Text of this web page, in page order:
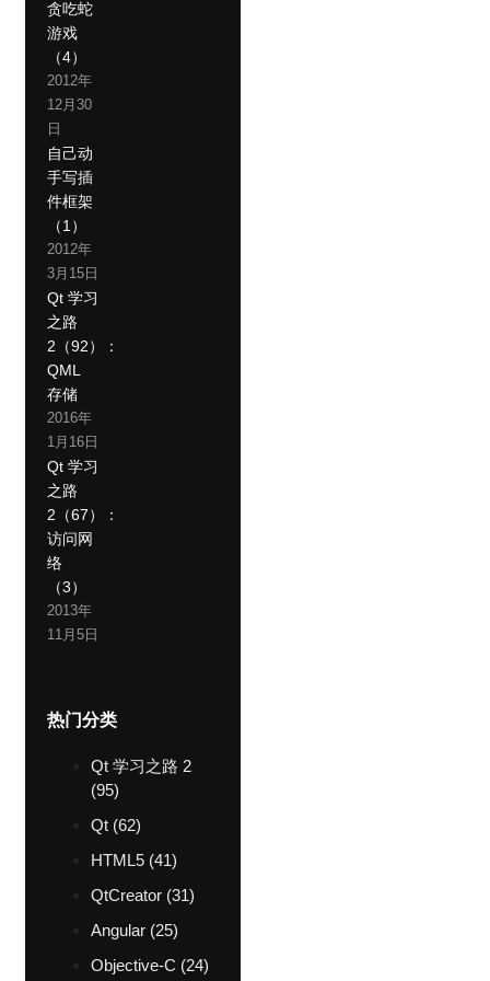
贪吃蛇
游戏
（4）
2012年
12月30
日
自己动
手写插
件框架
（1）
2012年
3月15日
Qt 学习
之路
2（92）：
QML
存储
2016年
1月16日
Qt 学习
之路
2（67）：
访问网
络
（3）
2013年
11月5日
热门分类
Qt 学习之路 2
(95)
Qt (62)
HTML5 (41)
QtCreator (31)
Angular (25)
Objective-C (24)